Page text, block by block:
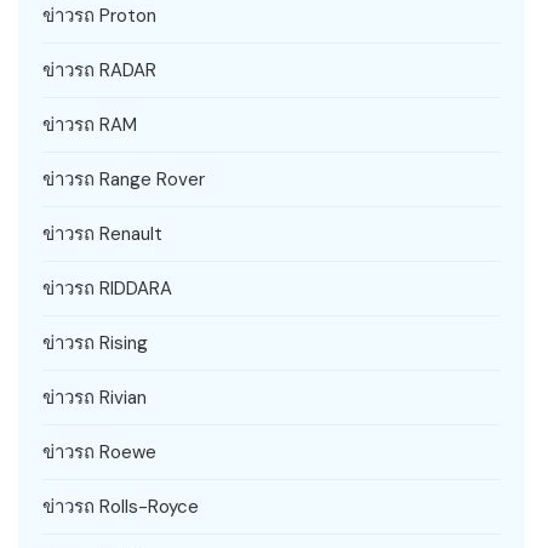
ข่าวรถ Proton
ข่าวรถ RADAR
ข่าวรถ RAM
ข่าวรถ Range Rover
ข่าวรถ Renault
ข่าวรถ RIDDARA
ข่าวรถ Rising
ข่าวรถ Rivian
ข่าวรถ Roewe
ข่าวรถ Rolls-Royce